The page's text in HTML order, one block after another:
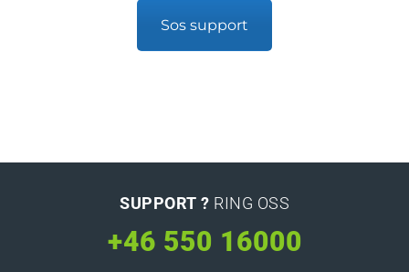
Sos support
SUPPORT ? RING OSS
+46 550 16000